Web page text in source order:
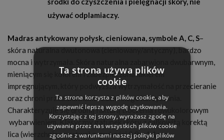
używać odplamiaczy.
Madras antykowany połysk, cieniowana, symbole A, C, S–
skóra naturalna dwutonowa (cieniowany/antyczny), bardzo
mocna i wytrzymała. Skóra naturalna zabarwiona dwubarwnym,
mieniącym się kolorem i zabezpieczona lakierem
impregnującym, który podwyższa wytrzymałość na przecieranie
oraz chroni przed skutkami codziennego korzystania.
Charakteryzuje się drobną fakturą tłoczenia i dwukolorowym
wybarwieniem. Klasyczny gatunek skóry z całkowitą korektą
lica (wierzchnia warstwa) o grubości 0,9 – 1,1 mm.
Ta strona używa plików
cookie
Ta strona korzysta z plików cookie, aby
zapewnić lepszą wygodę użytkowania.
Korzystając z tej strony, wyrażasz zgodę na
używanie przez nas wszystkich plików cookie
zgodnie z warunkami naszej polityki plików